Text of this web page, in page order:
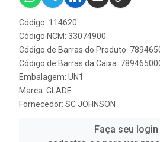
Código: 114620
Código NCM: 33074900
Código de Barras do Produto:
Código de Barras da Caixa:
Embalagem: UN1
Marca: GLADE
Fornecedor: SC JOHNSON
Faça seu login